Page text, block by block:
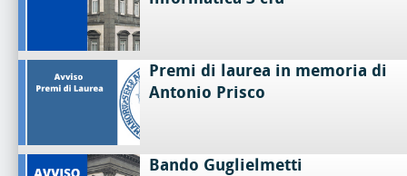
Premi di laurea in memoria di
Antonio Prisco
Bando Guglielmetti